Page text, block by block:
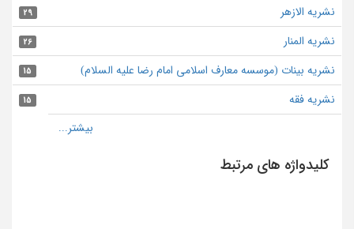
نشریه الازهر 29
نشریه المنار 26
نشریه بینات (موسسه معارف اسلامی امام رضا علیه السلام) 15
نشریه فقه 15
کلیدواژه های مرتبط